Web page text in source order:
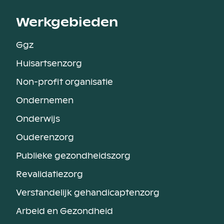
Werkgebieden
Ggz
Huisartsenzorg
Non-profit organisatie
Ondernemen
Onderwijs
Ouderenzorg
Publieke gezondheidszorg
Revalidatiezorg
Verstandelijk gehandicaptenzorg
Arbeid en Gezondheid